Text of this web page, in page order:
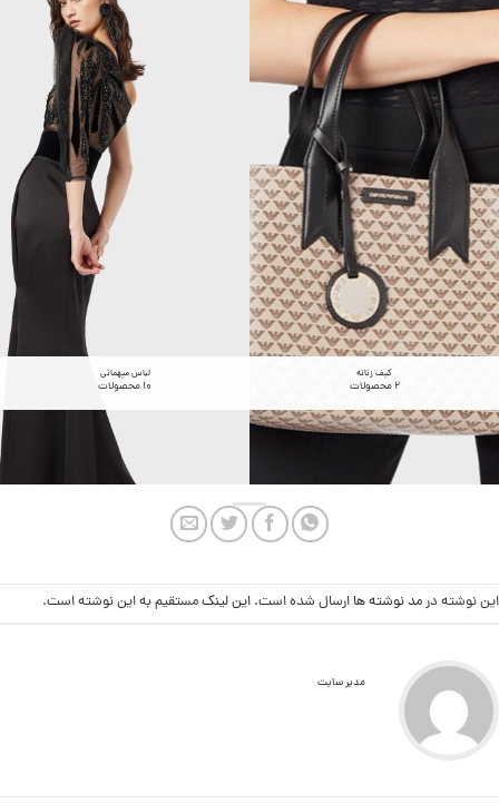
کیف زنانه
2 محصولات
لباس میهمانی
10 محصولات
این نوشته درمد نوشته ها ارسال شده است. این لینکمستقیم به این نوشته است.
مدیر سایت